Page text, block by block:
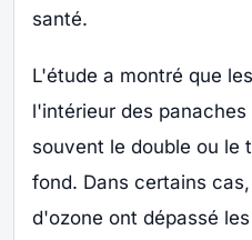
santé.
L'étude a montré que
l'intérieur des
souvent le double ou le
fond. Dans certains
d'ozone ont dépassé